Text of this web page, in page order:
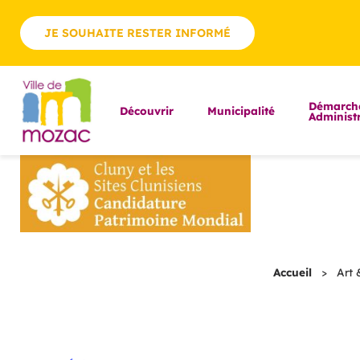
JE SOUHAITE RESTER INFORMÉ
Découvrir Municipalité
Accueil > Art